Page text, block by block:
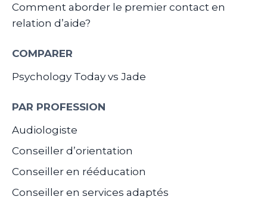
Comment aborder le premier contact en
relation d’aide?
COMPARER
Psychology Today vs Jade
PAR PROFESSION
Audiologiste
Conseiller d’orientation
Conseiller en rééducation
Conseiller en services adaptés